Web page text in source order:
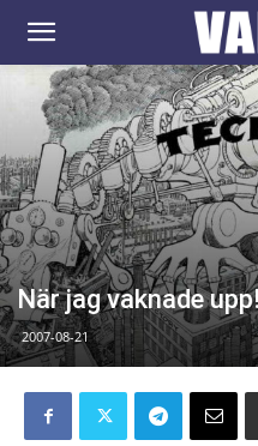
VAKEN.se
När jag vaknade
2007-08-21